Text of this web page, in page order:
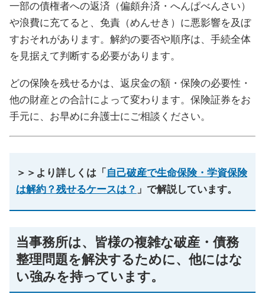
一部の債権者への返済（偏頗弁済・へんぱべんさい）
や浪費に充てると、免責（めんせき）に悪影響を及ぼ
すおそれがあります。解約の要否や順序は、手続全体
を見据えて判断する必要があります。
どの保険を残せるかは、返戻金の額・保険の必要性・
他の財産との合計によって変わります。保険証券をお
手元に、お早めに弁護士にご相談ください。
＞＞より詳しくは「 自己破産で生命保険・学資保険
は解約？残せるケースは？ 」で解説しています。
当事務所は、皆様の複雑な破産・債務
整理問題を解決するために、他にはな
い強みを持っています。